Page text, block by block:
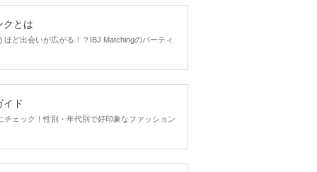
クとは
ほど出会いが広がる！？IBJ Matchingのパーティ
イド
チェック！性別・年代別で好印象なファッション